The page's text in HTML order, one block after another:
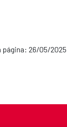
a todes les
España en
página: 26/05/2025